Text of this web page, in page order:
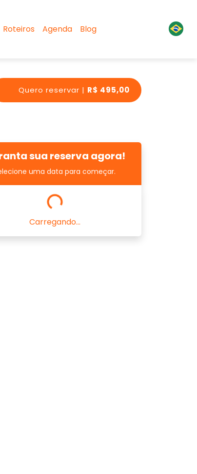
Roteiros Agenda Blog
Quero reservar | R$ 495,00
sua reserva agora!
uma data para começar.
Carregando...